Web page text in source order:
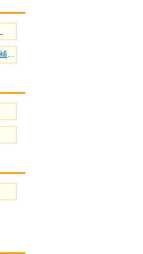
定期テストに強い（補習型）